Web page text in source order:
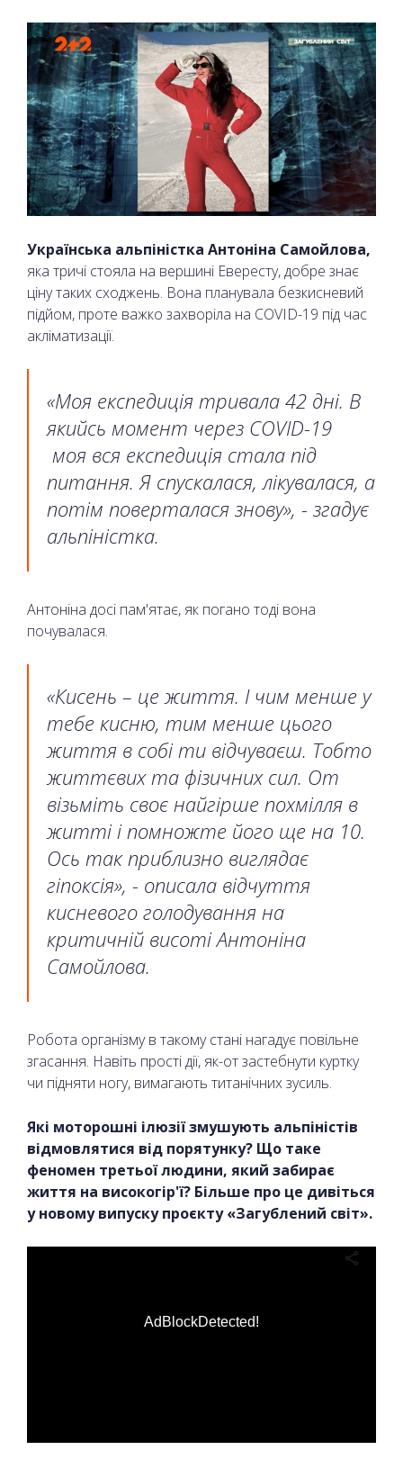
Українська альпіністка Антоніна Самойлова,
яка тричі стояла на вершині Евересту, добре знає
ціну таких сходжень. Вона планувала безкисневий
підйом, проте важко захворіла на COVID-19 під час
акліматизації.
«Моя експедиція тривала 42 дні. В
якийсь момент через COVID-19
моя вся експедиція стала під
питання. Я спускалася, лікувалася, а
потім поверталася знову», - згадує
альпіністка.
Антоніна досі пам'ятає, як погано тоді вона
почувалася.
«Кисень – це життя. І чим менше у
тебе кисню, тим менше цього
життя в собі ти відчуваєш. Тобто
життєвих та фізичних сил. От
візьміть своє найгірше похмілля в
житті і помножте його ще на 10.
Ось так приблизно виглядає
гіпоксія», - описала відчуття
кисневого голодування на
критичній висоті Антоніна
Самойлова.
Робота організму в такому стані нагадує повільне
згасання. Навіть прості дії, як-от застебнути куртку
чи підняти ногу, вимагають титанічних зусиль.
Які моторошні ілюзії змушують альпіністів
відмовлятися від порятунку? Що таке
феномен третьої людини, який забирає
життя на високогір'ї? Більше про це дивіться
у новому випуску проєкту «Загублений світ».
AdBlockDetected!